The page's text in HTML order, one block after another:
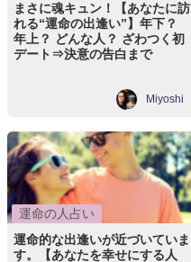
まさに魂キュン！【あなたに訪
れる“運命の出逢い”】年下？
年上？ どんな人？ ざわつく初
デート⇒決意の告白まで
Miyoshi
運命の人占い
運命的な出逢いが近づいていま
す。【あなたを幸せにする人